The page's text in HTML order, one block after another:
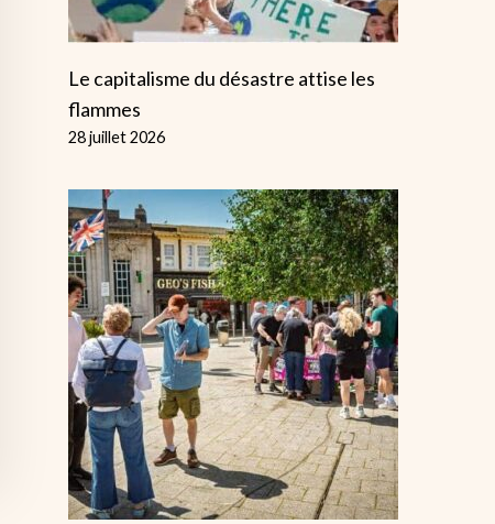
Le capitalisme du désastre attise les
flammes
28 juillet 2026